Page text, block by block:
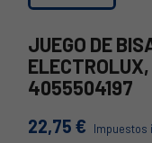
JUEGO DE
4055504197
22,75 € Impuestos